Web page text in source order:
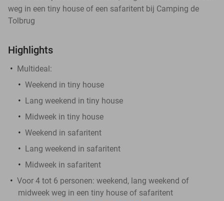
weg in een tiny house of een safaritent bij Camping de
Tolbrug
Highlights
Multideal:
Weekend in tiny house
Lang weekend in tiny house
Midweek in tiny house
Weekend in safaritent
Lang weekend in safaritent
Midweek in safaritent
Voor 4 tot 6 personen: weekend, lang weekend of
midweek weg in een tiny house of safaritent